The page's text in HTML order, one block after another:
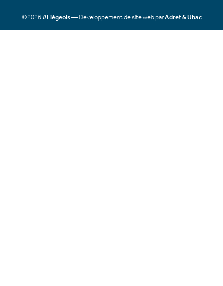
©2026#Liégeois— Développement de site web parAdret & Ubac